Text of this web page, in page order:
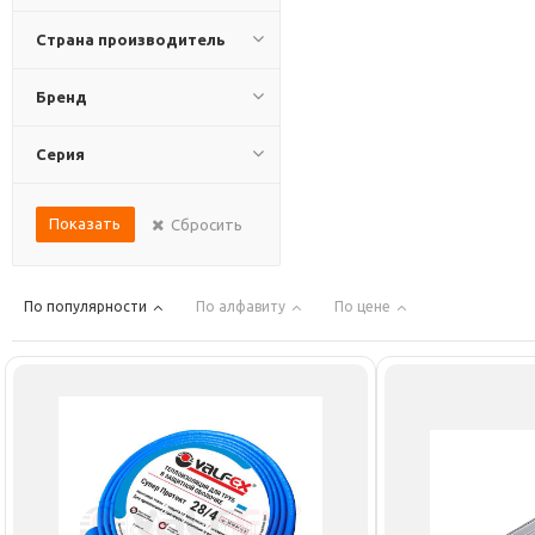
Страна производитель
Бренд
Серия
Показать Сбросить
По популярности По алфавиту По цене